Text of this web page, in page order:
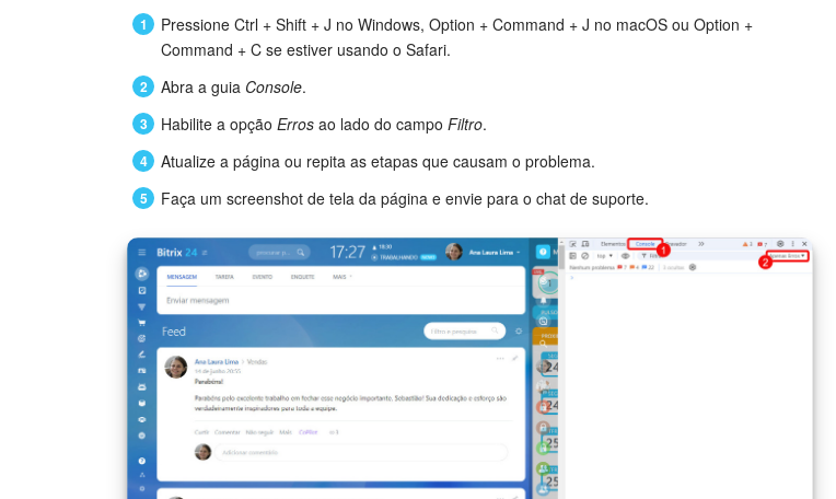
Pressione Ctrl + Shift + J no Windows, Option + Command + J no macOS ou Option +
Command + C se estiver usando o Safari.
Abra a guia Console.
Habilite a opção Erros ao lado do campo Filtro.
Atualize a página ou repita as etapas que causam o problema.
Faça um screenshot de tela da página e envie para o chat de suporte.